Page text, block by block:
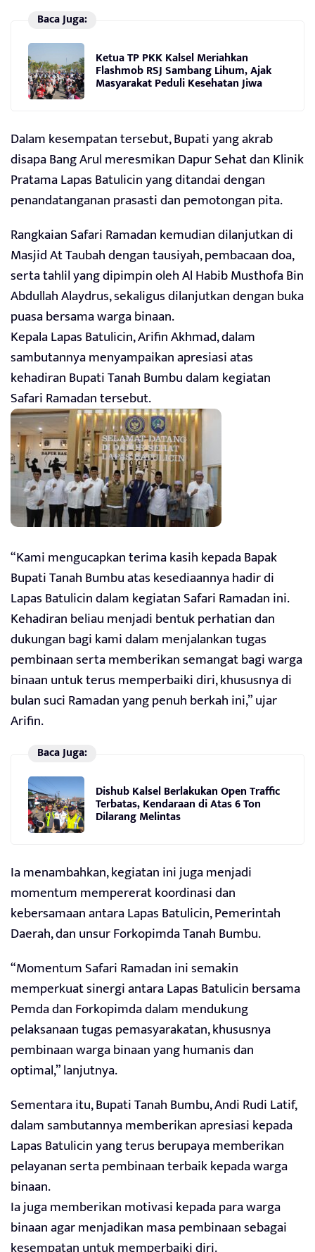
Baca Juga:
Ketua TP PKK Kalsel Meriahkan
Flashmob RSJ Sambang Lihum, Ajak
Masyarakat Peduli Kesehatan Jiwa
Dalam kesempatan tersebut, Bupati yang akrab
disapa Bang Arul meresmikan Dapur Sehat dan Klinik
Pratama Lapas Batulicin yang ditandai dengan
penandatanganan prasasti dan pemotongan pita.
Rangkaian Safari Ramadan kemudian dilanjutkan di
Masjid At Taubah dengan tausiyah, pembacaan doa,
serta tahlil yang dipimpin oleh Al Habib Musthofa Bin
Abdullah Alaydrus, sekaligus dilanjutkan dengan buka
puasa bersama warga binaan.
Kepala Lapas Batulicin, Arifin Akhmad, dalam
sambutannya menyampaikan apresiasi atas
kehadiran Bupati Tanah Bumbu dalam kegiatan
Safari Ramadan tersebut.
“Kami mengucapkan terima kasih kepada Bapak
Bupati Tanah Bumbu atas kesediaannya hadir di
Lapas Batulicin dalam kegiatan Safari Ramadan ini.
Kehadiran beliau menjadi bentuk perhatian dan
dukungan bagi kami dalam menjalankan tugas
pembinaan serta memberikan semangat bagi warga
binaan untuk terus memperbaiki diri, khususnya di
bulan suci Ramadan yang penuh berkah ini,” ujar
Arifin.
Baca Juga:
Dishub Kalsel Berlakukan Open Traffic
Terbatas, Kendaraan di Atas 6 Ton
Dilarang Melintas
Ia menambahkan, kegiatan ini juga menjadi
momentum mempererat koordinasi dan
kebersamaan antara Lapas Batulicin, Pemerintah
Daerah, dan unsur Forkopimda Tanah Bumbu.
“Momentum Safari Ramadan ini semakin
memperkuat sinergi antara Lapas Batulicin bersama
Pemda dan Forkopimda dalam mendukung
pelaksanaan tugas pemasyarakatan, khususnya
pembinaan warga binaan yang humanis dan
optimal,” lanjutnya.
Sementara itu, Bupati Tanah Bumbu, Andi Rudi Latif,
dalam sambutannya memberikan apresiasi kepada
Lapas Batulicin yang terus berupaya memberikan
pelayanan serta pembinaan terbaik kepada warga
binaan.
Ia juga memberikan motivasi kepada para warga
binaan agar menjadikan masa pembinaan sebagai